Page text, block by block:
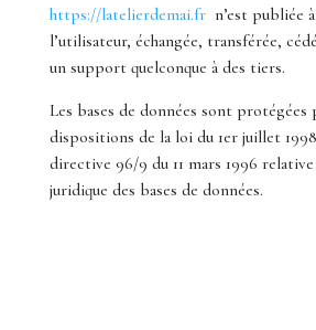
https://latelierdemai.frn’est publiée à
l’utilisateur, échangée, transférée,
un support quelconque à des tiers.
Les bases de données sont protégées
dispositions de la loi du 1er juillet
directive 96/9 du 11 mars 1996
juridique des bases de données.